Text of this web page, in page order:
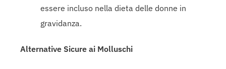
essere incluso nella dieta delle donne in
gravidanza.
Alternative Sicure ai Molluschi